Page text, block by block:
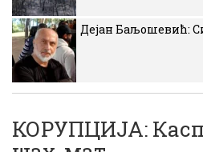
Дејан Баљошевић:
КОРУПЦИЈА: